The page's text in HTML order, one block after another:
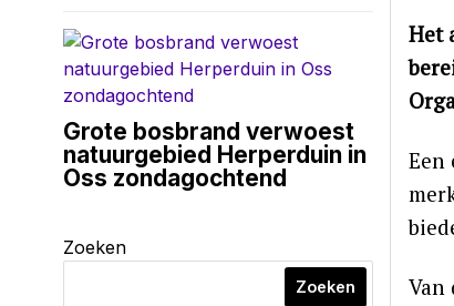
Het
Een
Van
Grote bosbrand verwoest
natuurgebied Herperduin in
Oss zondagochtend
Zoeken
Zoeken